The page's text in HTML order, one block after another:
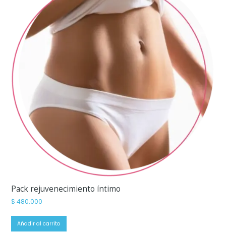
Pack rejuvenecimiento íntimo
$ 480.000
Añadir al carrito